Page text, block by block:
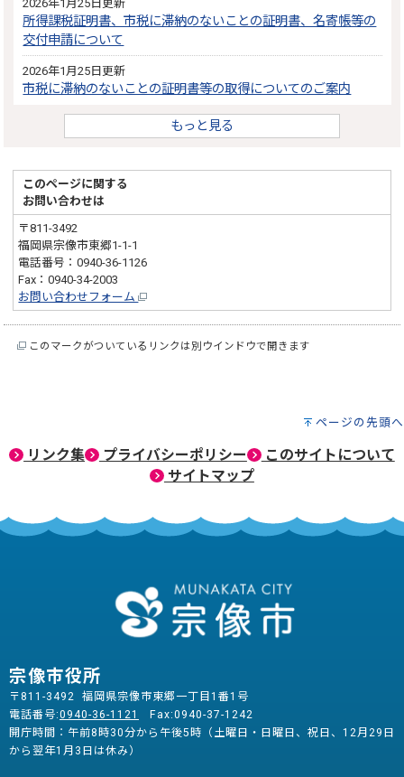
2026年1月25日更新
所得課税証明書、市税に滞納のないことの証明書、名寄帳等の
交付申請について
2026年1月25日更新
市税に滞納のないことの証明書等の取得についてのご案内
もっと見る
このページに関する
お問い合わせは
〒811-3492
福岡県宗像市東郷1-1-1
電話番号：0940-36-1126
Fax：0940-34-2003
お問い合わせフォーム
このマークがついているリンクは別ウインドウで開きます
ページの先頭へ
リンク集 プライバシーポリシー
このサイトについて
サイトマップ
宗像市役所
〒811-3492 福岡県宗像市東郷一丁目1番1号
電話番号:0940-36-1121
Fax:0940-37-1242
開庁時間：午前8時30分から午後5時（土曜日・日曜日、祝日、12月29日
から翌年1月3日は休み）